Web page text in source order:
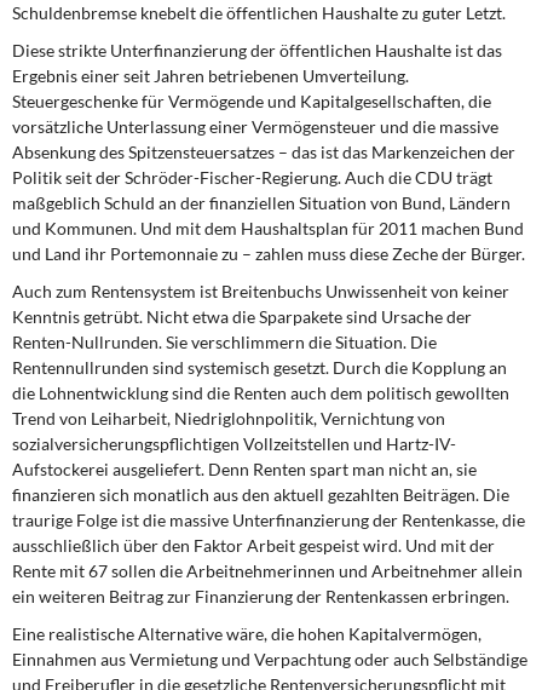
Über mich
Kontakt
Schuldenbremse knebelt die öffentlichen Haushalte zu guter Letzt.
Diese strikte Unterfinanzierung der öffentlichen Haushalte ist das
Ergebnis einer seit Jahren betriebenen Umverteilung.
Steuergeschenke für Vermögende und Kapitalgesellschaften, die
vorsätzliche Unterlassung einer Vermögensteuer und die massive
Absenkung des Spitzensteuersatzes – das ist das Markenzeichen der
Politik seit der Schröder-Fischer-Regierung. Auch die CDU trägt
maßgeblich Schuld an der finanziellen Situation von Bund, Ländern
und Kommunen. Und mit dem Haushaltsplan für 2011 machen Bund
und Land ihr Portemonnaie zu – zahlen muss diese Zeche der Bürger.
Auch zum Rentensystem ist Breitenbuchs Unwissenheit von keiner
Kenntnis getrübt. Nicht etwa die Sparpakete sind Ursache der
Renten-Nullrunden. Sie verschlimmern die Situation. Die
Rentennullrunden sind systemisch gesetzt. Durch die Kopplung an
die Lohnentwicklung sind die Renten auch dem politisch gewollten
Trend von Leiharbeit, Niedriglohnpolitik, Vernichtung von
sozialversicherungspflichtigen Vollzeitstellen und Hartz-IV-
Aufstockerei ausgeliefert. Denn Renten spart man nicht an, sie
finanzieren sich monatlich aus den aktuell gezahlten Beiträgen. Die
traurige Folge ist die massive Unterfinanzierung der Rentenkasse, die
ausschließlich über den Faktor Arbeit gespeist wird. Und mit der
Rente mit 67 sollen die Arbeitnehmerinnen und Arbeitnehmer allein
ein weiteren Beitrag zur Finanzierung der Rentenkassen erbringen.
Eine realistische Alternative wäre, die hohen Kapitalvermögen,
Einnahmen aus Vermietung und Verpachtung oder auch Selbständige
und Freiberufler in die gesetzliche Rentenversicherungspflicht mit